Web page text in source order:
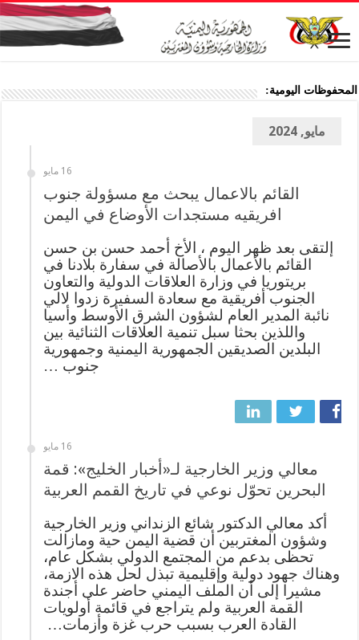
المحفوظات اليومية:
مايو, 2024
16 مايو
القائم بالاعمال يبحث مع مسؤولة جنوب
افريقيه مستجدات الأوضاع في اليمن
إلتقى بعد ظهر اليوم ، الأخ أحمد حسن بن حسن
القائم بالأعمال بالأصالة في سفارة بلادنا في
بريتوريا في وزارة العلاقات الدولية والتعاون
الجنوب أفريقية مع سعادة السفيرة زدوا لالي
نائبة المدير العام لشؤون الشرق الأوسط وأسيا
واللذين بحثا سبل تنمية العلاقات الثنائية بين
البلدين الصديقين الجمهورية اليمنية وجمهورية
جنوب …
16 مايو
معالي وزير الخارجية لـ«أخبار الخليج»: قمة
البحرين تحوّل نوعي في تاريخ القمم العربية
‬القادة‭ ‬العرب‭ ‬بسبب‭ ‬حرب‭ ‬غزة‭ ‬وأزمات‭ …